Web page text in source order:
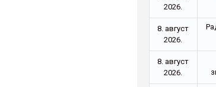
2026.
8. август
2026.
8. август
2026.